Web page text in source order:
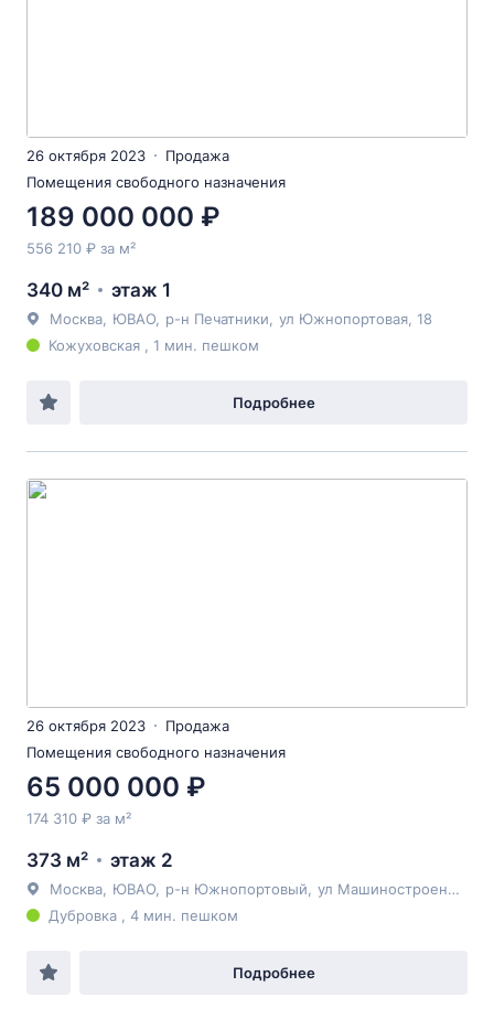
26 октября 2023
Продажа
Помещения свободного назначения
189 000 000 ₽
556 210 ₽ за м²
340 м² этаж 1
Москва ЮВАО р-н Печатники ул Южнопортовая , 18
Кожуховская , 1 мин. пешком
Подробнее
26 октября 2023
Продажа
Помещения свободного назначения
65 000 000 ₽
174 310 ₽ за м²
373 м² этаж 2
Москва ЮВАО р-н Южнопортовый ул Машиностроения 1-я
Дубровка , 4 мин. пешком
Подробнее